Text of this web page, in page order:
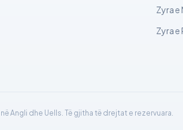
Zyra e
Zyra e
Angli dhe Uells. Të gjitha të drejtat e rezervuara.